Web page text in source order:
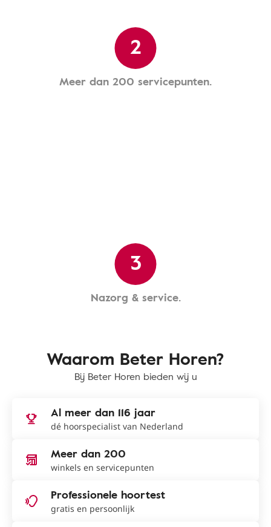
2
Meer dan 200 servicepunten.
3
Nazorg & service.
Waarom Beter Horen?
Bij Beter Horen bieden wij u
Al meer dan 116 jaar
dé hoorspecialist van Nederland
Meer dan 200
winkels en servicepunten
Professionele hoortest
gratis en persoonlijk